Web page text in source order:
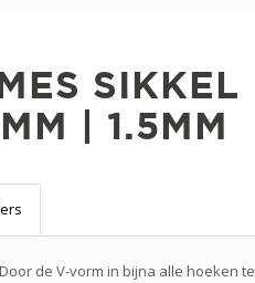
SIKKEL
| 1.5MM
de V-vorm in bijna alle hoeken te